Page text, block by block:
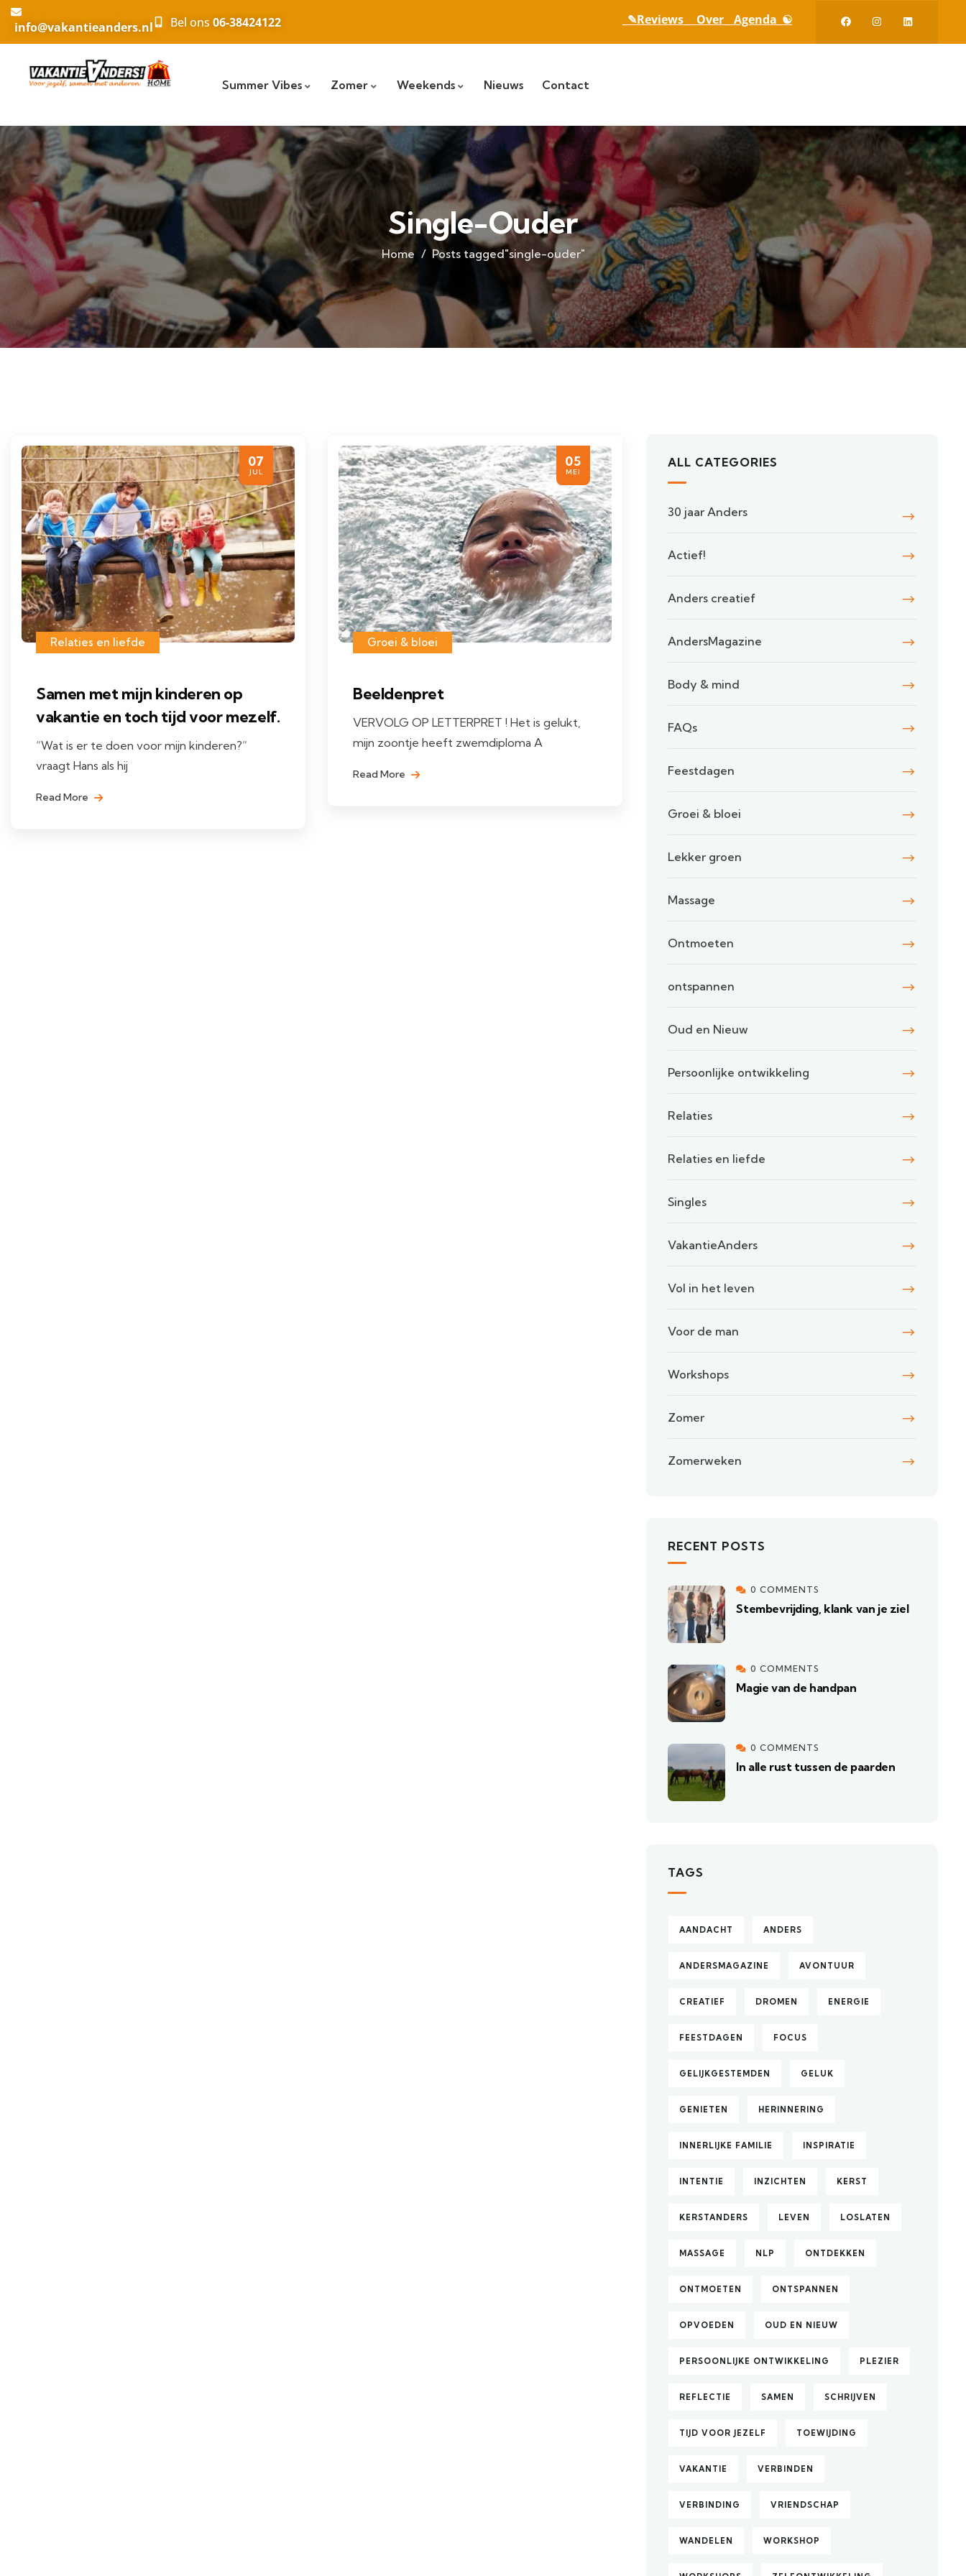
info@vakantieanders.nl Bel ons 06-38424122 _✎Reviews_ _ Over_ _Agenda_☯
Summer Vibes Zomer Weekends Nieuws Contact
Single-Ouder
Home Posts tagged"single-ouder"
07
JUL
Relaties en liefde
Samen met mijn kinderen op
vakantie en toch tijd voor mezelf.
“Wat is er te doen voor mijn kinderen?”
vraagt Hans als hij
Read More
05
MEI
Groei & bloei
Beeldenpret
VERVOLG OP LETTERPRET ! Het is gelukt,
mijn zoontje heeft zwemdiploma A
Read More
ALL CATEGORIES
30 jaar Anders
Actief!
Anders creatief
AndersMagazine
Body & mind
FAQs
Feestdagen
Groei & bloei
Lekker groen
Massage
Ontmoeten
ontspannen
Oud en Nieuw
Persoonlijke ontwikkeling
Relaties
Relaties en liefde
Singles
VakantieAnders
Vol in het leven
Voor de man
Workshops
Zomer
Zomerweken
RECENT POSTS
0 COMMENTS
Stembevrijding, klank van je ziel
0 COMMENTS
Magie van de handpan
0 COMMENTS
In alle rust tussen de paarden
TAGS
AANDACHT ANDERS
ANDERSMAGAZINE AVONTUUR
CREATIEF DROMEN ENERGIE
FEESTDAGEN FOCUS
GELIJKGESTEMDEN GELUK
GENIETEN HERINNERING
INNERLIJKE FAMILIE INSPIRATIE
INTENTIE INZICHTEN KERST
KERSTANDERS LEVEN LOSLATEN
MASSAGE NLP ONTDEKKEN
ONTMOETEN ONTSPANNEN
OPVOEDEN OUD EN NIEUW
PERSOONLIJKE ONTWIKKELING PLEZIER
REFLECTIE SAMEN SCHRIJVEN
TIJD VOOR JEZELF TOEWIJDING
VAKANTIE VERBINDEN
VERBINDING VRIENDSCHAP
WANDELEN WORKSHOP